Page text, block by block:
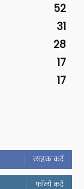
52
31
28
17
17
लाइक करें
फॉलो करें